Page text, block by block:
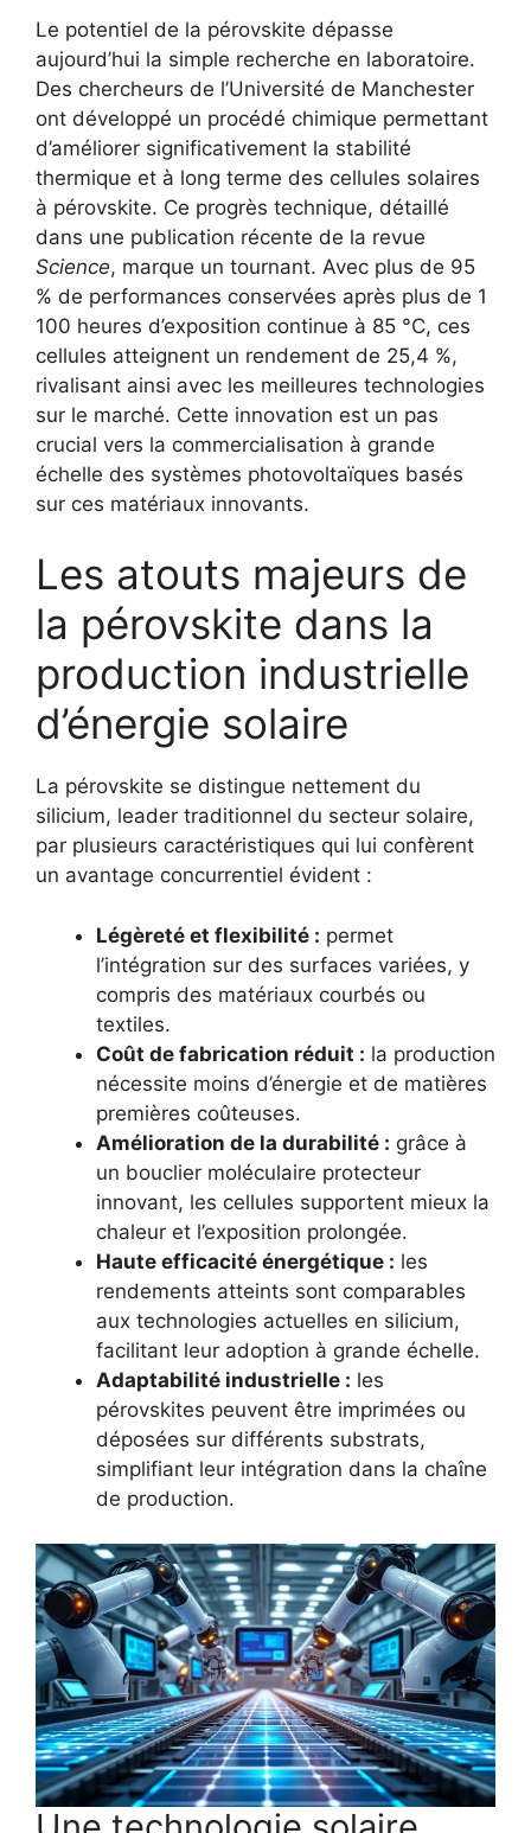
Le potentiel de la pérovskite dépasse
aujourd’hui la simple recherche en laboratoire.
Des chercheurs de l’Université de Manchester
ont développé un procédé chimique permettant
d’améliorer significativement la stabilité
thermique et à long terme des cellules solaires
à pérovskite. Ce progrès technique, détaillé
dans une publication récente de la revue
Science, marque un tournant. Avec plus de 95
% de performances conservées après plus de 1
100 heures d’exposition continue à 85 °C, ces
cellules atteignent un rendement de 25,4 %,
rivalisant ainsi avec les meilleures technologies
sur le marché. Cette innovation est un pas
crucial vers la commercialisation à grande
échelle des systèmes photovoltaïques basés
sur ces matériaux innovants.
Les atouts majeurs de
la pérovskite dans la
production industrielle
d’énergie solaire
La pérovskite se distingue nettement du
silicium, leader traditionnel du secteur solaire,
par plusieurs caractéristiques qui lui confèrent
un avantage concurrentiel évident :
Légèreté et flexibilité : permet
l’intégration sur des surfaces variées, y
compris des matériaux courbés ou
textiles.
Coût de fabrication réduit : la production
nécessite moins d’énergie et de matières
premières coûteuses.
Amélioration de la durabilité : grâce à
un bouclier moléculaire protecteur
innovant, les cellules supportent mieux la
chaleur et l’exposition prolongée.
Haute efficacité énergétique : les
rendements atteints sont comparables
aux technologies actuelles en silicium,
facilitant leur adoption à grande échelle.
Adaptabilité industrielle : les
pérovskites peuvent être imprimées ou
déposées sur différents substrats,
simplifiant leur intégration dans la chaîne
de production.